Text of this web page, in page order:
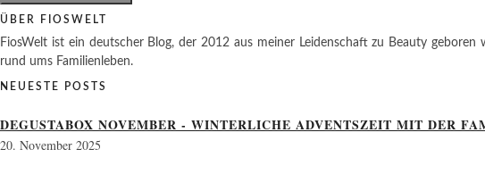
ÜBER FIOSWELT
FiosWelt ist ein deutscher Blog, der 2012 aus meiner Leidenschaft zu Beauty
rund ums Familienleben.
NEUESTE POSTS
DEGUSTABOX NOVEMBER - WINTERLICHE ADVENTSZEIT MIT DER
20. November 2025